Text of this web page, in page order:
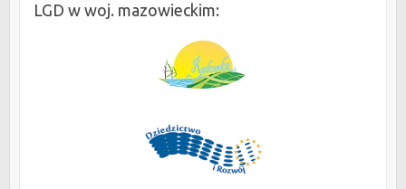
LGD w woj. mazowieckim: